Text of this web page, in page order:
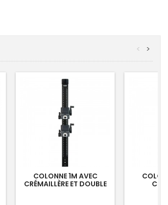
>
<
COLONNE 1M AVEC
CRÉMAILLÈRE ET DOUBLE